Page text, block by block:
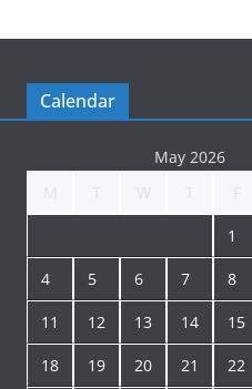
Calendar
May 2026
1
4 5 6 7 8
11 12 13 14 15
18 19 20 21 22